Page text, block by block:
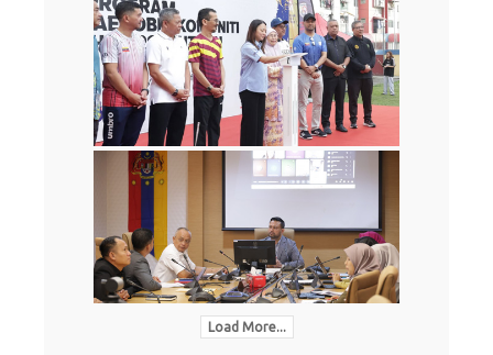
Load More...